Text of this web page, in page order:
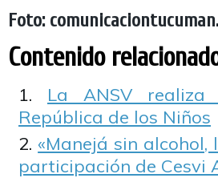
Foto:
Contenido
La ANSV
República de los Niños
«Manejá sin
participación de Cesvi